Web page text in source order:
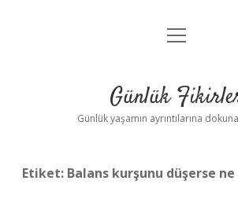
Anasayfa
Yasal Uyarı
menüyü
Günlük
Günlük yaşamın ayrıntılarına
Etiket: Balans kurşunu düşerse